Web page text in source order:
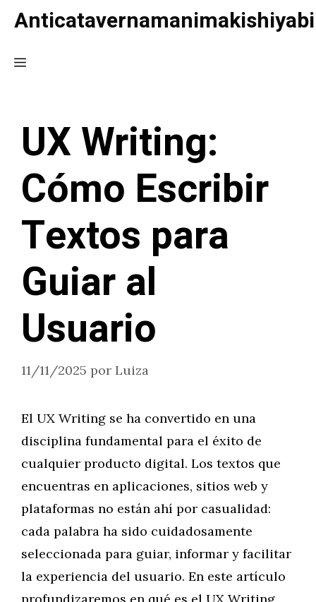
Saltar
contenido
Anticatavernamanimakishiyabi
Menú
UX Writing:
Cómo Escribir
Textos para
Guiar al
Usuario
11/11/2025 por Luiza
El UX Writing se ha convertido en una
disciplina fundamental para el éxito de
cualquier producto digital. Los textos que
encuentras en aplicaciones, sitios web y
plataformas no están ahí por casualidad:
cada palabra ha sido cuidadosamente
seleccionada para guiar, informar y facilitar
la experiencia del usuario. En este artículo